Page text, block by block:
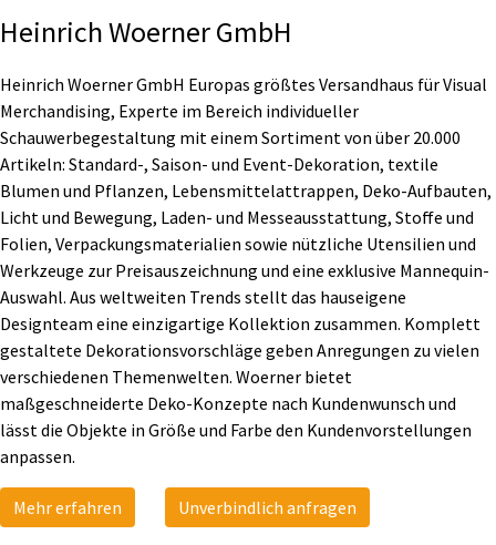
Heinrich Woerner GmbH
Heinrich Woerner GmbH Europas größtes Versandhaus für Visual
Merchandising, Experte im Bereich individueller
Schauwerbegestaltung mit einem Sortiment von über 20.000
Artikeln: Standard-, Saison- und Event-Dekoration, textile
Blumen und Pflanzen, Lebensmittelattrappen, Deko-Aufbauten,
Licht und Bewegung, Laden- und Messeausstattung, Stoffe und
Folien, Verpackungsmaterialien sowie nützliche Utensilien und
Werkzeuge zur Preisauszeichnung und eine exklusive Mannequin-
Auswahl. Aus weltweiten Trends stellt das hauseigene
Designteam eine einzigartige Kollektion zusammen. Komplett
gestaltete Dekorationsvorschläge geben Anregungen zu vielen
verschiedenen Themenwelten. Woerner bietet
maßgeschneiderte Deko-Konzepte nach Kundenwunsch und
lässt die Objekte in Größe und Farbe den Kundenvorstellungen
anpassen.
Mehr erfahren Unverbindlich anfragen